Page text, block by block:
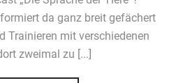
da ganz breit gefächert
Trainieren mit verschiedenen
zweimal zu [...]